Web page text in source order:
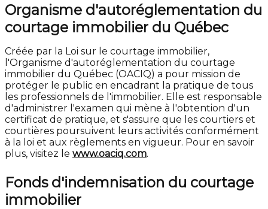
Organisme d'autoréglementation du
courtage immobilier du Québec
Créée par la Loi sur le courtage immobilier,
l'Organisme d'autoréglementation du courtage
immobilier du Québec (OACIQ) a pour mission de
protéger le public en encadrant la pratique de tous
les professionnels de l'immobilier. Elle est responsable
d'administrer l'examen qui mène à l'obtention d'un
certificat de pratique, et s'assure que les courtiers et
courtières poursuivent leurs activités conformément
à la loi et aux règlements en vigueur. Pour en savoir
plus, visitez le www.oaciq.com.
Fonds d'indemnisation du courtage
immobilier